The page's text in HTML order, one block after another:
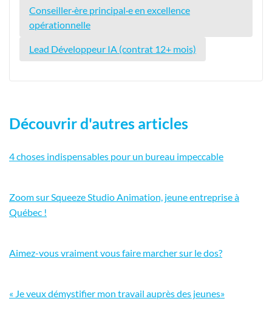
Conseiller·ère principal·e en excellence
opérationnelle
Lead Développeur IA (contrat 12+ mois)
Découvrir d'autres articles
4 choses indispensables pour un bureau impeccable
Zoom sur Squeeze Studio Animation, jeune entreprise à
Québec !
Aimez-vous vraiment vous faire marcher sur le dos?
« Je veux démystifier mon travail auprès des jeunes»